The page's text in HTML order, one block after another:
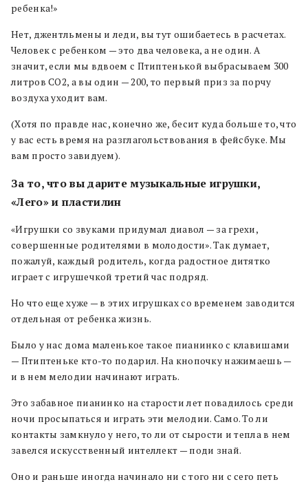
ребенка!»
Нет, джентльмены и леди, вы тут ошибаетесь в расчетах.
Человек с ребенком — это два человека, а не один. А
значит, если мы вдвоем с Птиптенькой выбрасываем 300
литров СО2, а вы один — 200, то первый приз за порчу
воздуха уходит вам.
(Хотя по правде нас, конечно же, бесит куда больше то, что
у вас есть время на разглагольствования в фейсбуке. Мы
вам просто завидуем).
За то, что вы дарите музыкальные игрушки,
«Лего» и пластилин
«Игрушки со звуками придумал диавол — за грехи,
совершенные родителями в молодости». Так думает,
пожалуй, каждый родитель, когда радостное дитятко
играет с игрушечкой третий час подряд.
Но что еще хуже — в этих игрушках со временем заводится
отдельная от ребенка жизнь.
Было у нас дома маленькое такое пианинко с клавишами
— Птиптеньке кто-то подарил. На кнопочку нажимаешь —
и в нем мелодии начинают играть.
Это забавное пианинко на старости лет повадилось среди
ночи просыпаться и играть эти мелодии. Само. То ли
контакты замкнуло у него, то ли от сырости и тепла в нем
завелся искусственный интеллект — поди знай.
Оно и раньше иногда начинало ни с того ни с сего петь